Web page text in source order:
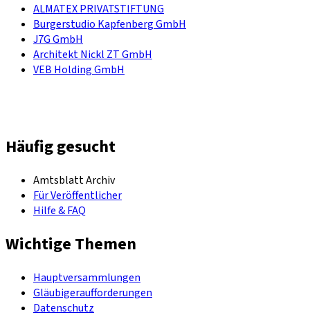
ALMATEX PRIVATSTIFTUNG
Burgerstudio Kapfenberg GmbH
J7G GmbH
Architekt Nickl ZT GmbH
VEB Holding GmbH
Häufig gesucht
Amtsblatt Archiv
Für Veröffentlicher
Hilfe & FAQ
Wichtige Themen
Hauptversammlungen
Gläubigeraufforderungen
Datenschutz